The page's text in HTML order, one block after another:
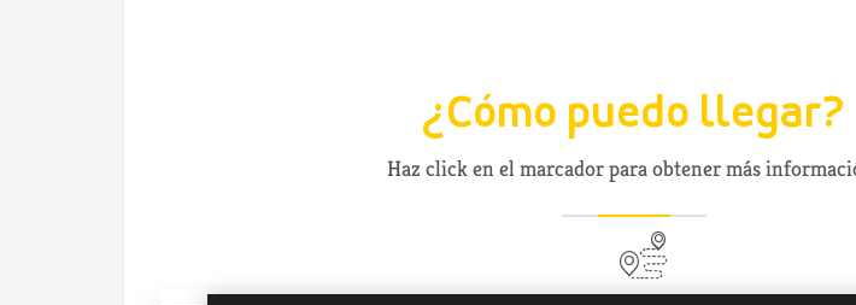
¿Cómo puedo llegar?
Haz click en el marcador para obtener más